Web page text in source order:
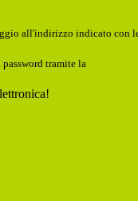
all'indirizzo indicato con
tramite la